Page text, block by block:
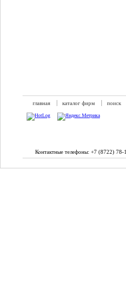
главная каталог фирм поиск
Контактные телефоны: +7 (8722)